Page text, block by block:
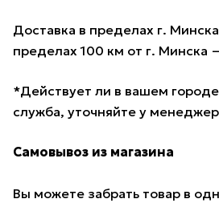
Доставка в пределах г.
пределах 100 км от г. Минска
*Действует ли в вашем городе
служба, уточняйте у
Самовывоз из магазина
Вы можете забрать товар в